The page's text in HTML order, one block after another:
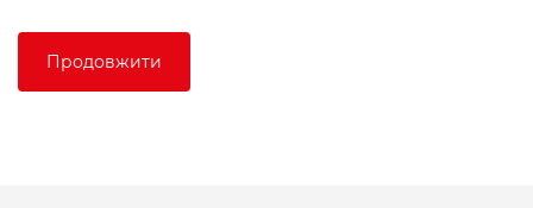
Продовжити